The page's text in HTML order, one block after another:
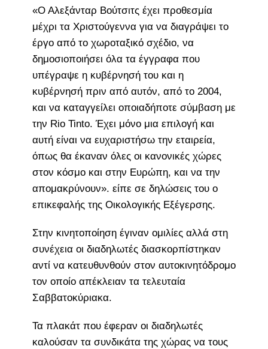
«Ο Αλεξάνταρ Βούτσιτς έχει προθεσμία
μέχρι τα Χριστούγεννα για να διαγράψει το
έργο από το χωροταξικό σχέδιο, να
δημοσιοποιήσει όλα τα έγγραφα που
υπέγραψε η κυβέρνησή του και η
κυβέρνησή πριν από αυτόν, από το 2004,
και να καταγγείλει οποιαδήποτε σύμβαση με
την Rio Tinto. Έχει μόνο μια επιλογή και
αυτή είναι να ευχαριστήσω την εταιρεία,
όπως θα έκαναν όλες οι κανονικές χώρες
στον κόσμο και στην Ευρώπη, και να την
απομακρύνουν». είπε σε δηλώσεις του ο
επικεφαλής της Οικολογικής Εξέγερσης.
Στην κινητοποίηση έγιναν ομιλίες αλλά στη
συνέχεια οι διαδηλωτές διασκορπίστηκαν
αντί να κατευθυνθούν στον αυτοκινητόδρομο
τον οποίο απέκλειαν τα τελευταία
Σαββατοκύριακα.
Τα πλακάτ που έφεραν οι διαδηλωτές
καλούσαν τα συνδικάτα της χώρας να τους